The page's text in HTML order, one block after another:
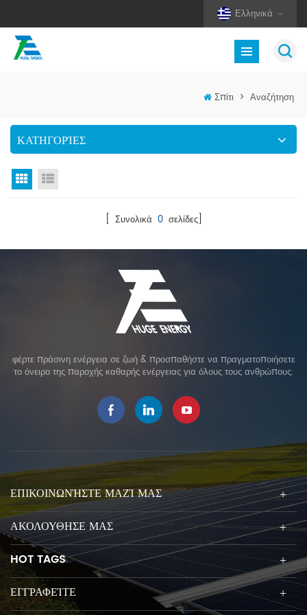
Ελληνικά
Σπίτι > Αναζήτηση
ΚΑΤΗΓΟΡΊΕΣ
Προβολή πλέγματος
[ Συνολικά 0σελίδες]
φέρτε πράσινη ενέργεια σε ζωή & προσπαθήστε να πραγματοποιήσετε
το όνειρο της παροχής καθαρής ενέργειας για όλους τους ανθρώπους.
ΕΠΙΚΟΙΝΩΝΉΣΤΕ ΜΑΖΊ ΜΑΣ
ΑΚΟΛΟΥΘΗΣΕ ΜΑΣ
HOT TAGS
ΕΓΓΡΑΦΕΊΤΕ